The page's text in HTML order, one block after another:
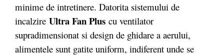
minime de intretinere. Datorita sistemului de
incalzire Ultra Fan Plus cu ventilator
supradimensionat si design de ghidare a aerului,
alimentele sunt gatite uniform, indiferent unde se